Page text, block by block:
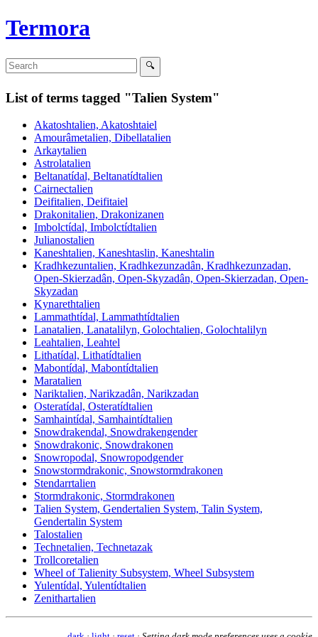
Termora
List of terms tagged "Talien System"
Akatoshtalien, Akatoshtaiel
Amourâmetalien, Dibellatalien
Arkaytalien
Astrolatalien
Beltanatídal, Beltanatídtalien
Cairnectalien
Deifitalien, Deifitaiel
Drakonitalien, Drakonizanen
Imbolctídal, Imbolctídtalien
Julianostalien
Kaneshtalien, Kaneshtaslin, Kaneshtalin
Kradhkezuntalien, Kradhkezunzadân, Kradhkezunzadan,
Open-Skierzadân, Open-Skyzadân, Open-Skierzadan, Open-
Skyzadan
Kynarethtalien
Lammathtídal, Lammathtídtalien
Lanatalien, Lanatalilyn, Golochtalien, Golochtalilyn
Leahtalien, Leahtel
Lithatídal, Lithatídtalien
Mabontídal, Mabontídtalien
Maratalien
Nariktalien, Narikzadân, Narikzadan
Osteratídal, Osteratídtalien
Samhaintídal, Samhaintídtalien
Snowdrakendal, Snowdrakengender
Snowdrakonic, Snowdrakonen
Snowropodal, Snowropodgender
Snowstormdrakonic, Snowstormdrakonen
Stendarrtalien
Stormdrakonic, Stormdrakonen
Talien System, Gendertalien System, Talin System,
Gendertalin System
Talostalien
Technetalien, Technetazak
Trollcoretalien
Wheel of Talienity Subsystem, Wheel Subsystem
Yulentídal, Yulentídtalien
Zenithartalien